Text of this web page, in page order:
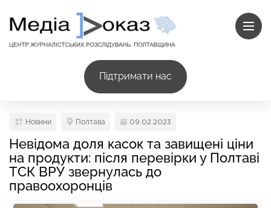
Підтримати нас
Новини Полтава 09.02.2023
Невідома доля касок та завищені ціни
на продукти: після перевірки у Полтаві
ТСК ВРУ звернулась до
правоохоронців